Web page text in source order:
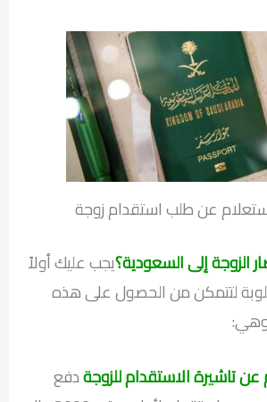
عن طلب استقدام زوجة
إلى السعودية؟يجب عليك أولاً
لتتمكن من الحصول على هذه
وهي:
عن تاشيرة الاستقدام للزوجةدفع